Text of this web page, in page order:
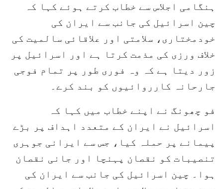
ہنگامی اجلاس سے خطاب کرتے ہوئے کہا کہ
چین اسرائیل کی جانب سے ایران کی
خودمختاری، سلامتی اور علاقائی سالمیت کی
خلاف ورزی کی مذمت کرتا ہے اور اسرائیل پر
زور دیتا ہے کہ وہ فوری طور پر تمام فوجی
جارحانہ کارروائیوں کو بند کرے۔
فو چھونگ نے اپنے خطاب میں کہا کہ
اسرائیل نے ایران کے متعدد اہداف پر بڑے
پیمانے پر حملہ کیا، جس سے ایرانی جوہری
تنصیبات کو نقصان پہنچا اور جانی نقصان
ہوا۔ چین اسرائیل کی جانب سے ایران کی